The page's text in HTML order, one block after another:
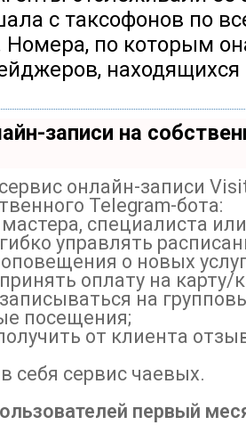
с таксофонов по
Номера, по которым
записи на
онлайн-записи
Telegram-бота:
мастера, специалиста
управлять
о новых
оплату на карту/
на
посещения;
от клиента
себя сервис чаевых.
первый